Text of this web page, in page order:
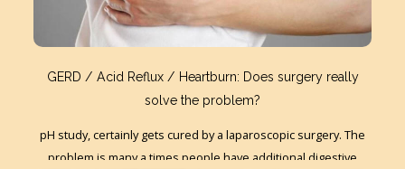
GERD / Acid Reflux / Heartburn: Does surgery really
solve the problem?
pH study, certainly gets cured by a laparoscopic surgery. The
problem is many a times people have additional digestive